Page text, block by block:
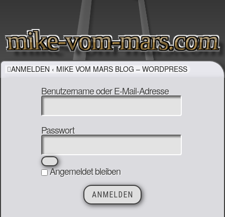
mike-vom-mars.com
ANMELDEN ‹ MIKE VOM MARS BLOG – WORDPRESS
Benutzername oder E-Mail-Adresse
Passwort
Angemeldet bleiben